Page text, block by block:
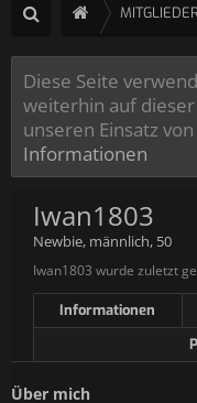
Diese Seite
weiterhin auf
unseren Einsatz
Informationen
Iwan1803
Newbie, männlich, 50
Iwan1803 wurde zuletzt
Informationen
Über mich